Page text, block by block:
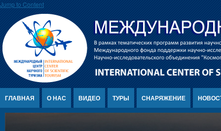
Jump to Content
ГЛАВНАЯ О НАС ВИДЕО ТУРЫ СНАРЯЖЕНИЕ